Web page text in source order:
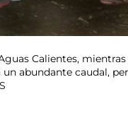
Calientes,
abundante caudal,